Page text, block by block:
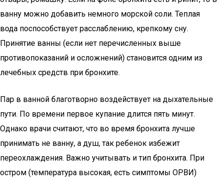
ванну можно добавить немного морской соли. Теплая
вода поспособствует расслаблению, крепкому сну.
Принятие ванны (если нет перечисленных выше
противопоказаний и осложнений) становится одним из
лечебных средств при бронхите.
Пар в ванной благотворно воздействует на дыхательные
пути. По времени первое купание длится пять минут.
Однако врачи считают, что во время бронхита лучше
принимать не ванну, а душ, так ребенок избежит
переохлаждения. Важно учитывать и тип бронхита. При
остром (температура высокая, есть симптомы ОРВИ)